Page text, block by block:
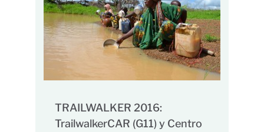
TRAILWALKER 2016:
TrailwalkerCAR (G11) y Centro